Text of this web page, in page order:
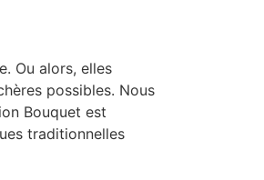
Ou alors, elles
possibles. Nous
Bouquet est
traditionnelles